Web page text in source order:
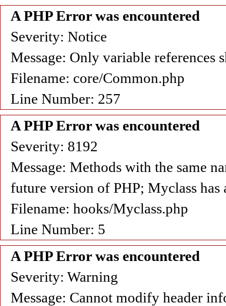
A PHP Error was encountered
Severity: Notice
Message: Only variable references
Filename: core/Common.php
Line Number: 257
A PHP Error was encountered
Severity: 8192
Message: Methods with the same
future version of PHP; Myclass has
Filename: hooks/Myclass.php
Line Number: 5
A PHP Error was encountered
Severity: Warning
Message: Cannot modify header